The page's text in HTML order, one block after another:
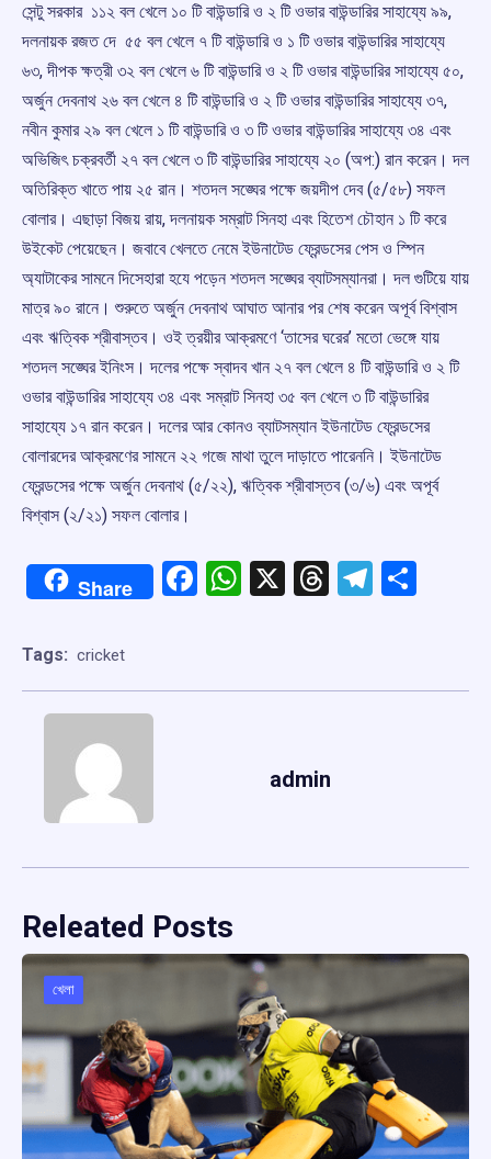
সেন্টু সরকার ১১২ বল খেলে ১০ টি বাউন্ডারি ও ২ টি ওভার বাউন্ডারির সাহায্যে ৯৯,
দলনায়ক রজত দে ৫৫ বল খেলে ৭ টি বাউন্ডারি ও ১ টি ওভার বাউন্ডারির সাহায্যে
৬৩, দীপক ক্ষত্রী ৩২ বল খেলে ৬ টি বাউন্ডারি ও ২ টি ওভার বাউন্ডারির সাহায্যে ৫০,
অর্জুন দেবনাথ ২৬ বল খেলে ৪ টি বাউন্ডারি ও ২ টি ওভার বাউন্ডারির সাহায্যে ৩৭,
নবীন কুমার ২৯ বল খেলে ১ টি বাউন্ডারি ও ৩ টি ওভার বাউন্ডারির সাহায্যে ৩৪ এবং
অভিজিৎ চক্রবর্তী ২৭ বল খেলে ৩ টি বাউন্ডারির সাহায্যে ২০ (‌অপ:‌) রান করেন। দল
অতিরিক্ত খাতে পায় ২৫ রান। শতদল সঙ্ঘের পক্ষে জয়দীপ দেব (‌৫/‌৫৮) সফল
বোলার। এছাড়া বিজয় রায়, দলনায়ক সম্রাট সিনহা এবং হিতেশ চৌহান ১ টি করে
উইকেট পেয়েছেন। জবাবে খেলতে নেমে ইউনাটেড ফ্রেন্ডসের পেস ও স্পিন
অ্যাটাকের সামনে দিসেহারা হযে পড়েন শতদল সঙ্ঘের ব্যাটসম্যানরা। দল গুটিয়ে যায়
মাত্র ৯০ রানে। শুরুতে অর্জুন দেবনাথ আঘাত আনার পর শেষ করেন অপূর্ব বিশ্বাস
এবং ঋত্বিক শ্রীবাস্তব। ওই ত্রয়ীর আক্রমণে ‘‌তাসের ঘরের’ মতো ভেঙ্গে যায়
শতদল সঙ্ঘের ইনিংস। দলের পক্ষে স্বাদব খান ২৭ বল খেলে ৪ টি বাউন্ডারি ও ২ টি
ওভার বাউন্ডারির সাহায্যে‌ ৩৪ এবং সম্রাট সিনহা ৩৫ বল খেলে ৩ টি বাউন্ডারির
সাহায্যে ১৭ রান করেন। দলের আর কোনও ব্যাটসম্যান ইউনাটেড ফ্রেন্ডসের
বোলারদের আক্রমণের সামনে ২২ গজে মাথা তুলে দাড়াতে পারেননি। ইউনাটেড
ফ্রেন্ডসের পক্ষে অর্জুন দেবনাথ (‌৫/‌২২), ঋত্বিক শ্রীবাস্তব (‌৩/‌৬) এবং অপূর্ব
বিশ্বাস (‌২/‌২১) সফল বোলার।‌‌‌
Share Facebook
WhatsApp
X Threads
Tags: cricket
admin
Releated Posts
খেলা